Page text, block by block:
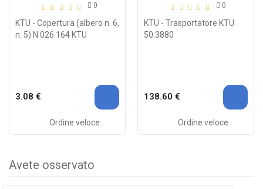
0
KTU - Copertura (albero n. 6,
n. 5) N 026.164 KTU
3.08 €
Ordine veloce
0
KTU - Trasportatore KTU
50.3880
138.60 €
Ordine veloce
Avete osservato